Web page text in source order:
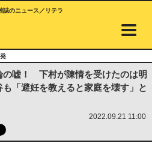
のニュース／リテラ
の嘘！ 下村が陳情を受けたのは明
「避妊を教えると家庭を壊す」と
2022.09.21 11:00